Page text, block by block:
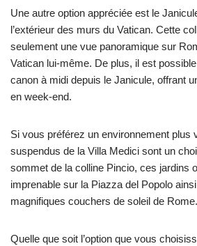
Une autre option appréciée est le
l’extérieur des murs du Vatican. Cette
seulement une vue panoramique sur
Vatican lui-même. De plus, il est
canon à midi depuis le Janicule, offrant
en week-end.
Si vous préférez un environnement plus
suspendus de la Villa Medici sont un
sommet de la colline Pincio, ces jardins
imprenable sur la Piazza del Popolo
magnifiques couchers de soleil de Rome.
Quelle que soit l’option que vous